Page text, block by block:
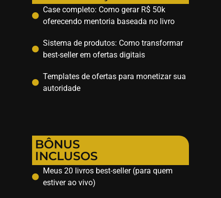
Case completo: Como gerar R$ 50k
oferecendo mentoria baseada no livro
Sistema de produtos: Como transformar
best-seller em ofertas digitais
Templates de ofertas para monetizar sua
autoridade
BÔNUS
INCLUSOS
Meus 20 livros best-seller (para quem
estiver ao vivo)